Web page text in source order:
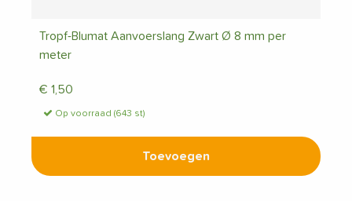
Tropf-Blumat Aanvoerslang Zwart Ø 8 mm per
meter
€ 1,50
Op voorraad (643 st)
Toevoegen